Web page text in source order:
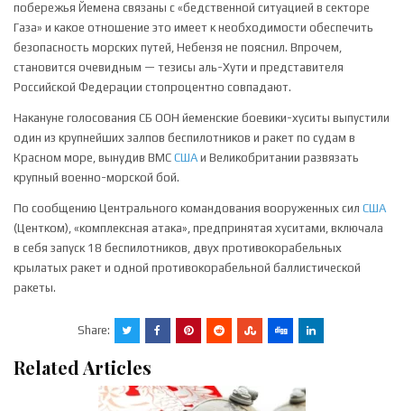
побережья Йемена связаны с «бедственной ситуацией в секторе
Газа» и какое отношение это имеет к необходимости обеспечить
безопасность морских путей, Небензя не пояснил. Впрочем,
становится очевидным — тезисы аль-Хути и представителя
Российской Федерации стопроцентно совпадают.
Накануне голосования СБ ООН йеменские боевики-хуситы выпустили
один из крупнейших залпов беспилотников и ракет по судам в
Красном море, вынудив ВМС США и Великобритании развязать
крупный военно-морской бой.
По сообщению Центрального командования вооруженных сил США
(Центком), «комплексная атака», предпринятая хуситами, включала
в себя запуск 18 беспилотников, двух противокорабельных
крылатых ракет и одной противокорабельной баллистической
ракеты.
Share:
Related Articles